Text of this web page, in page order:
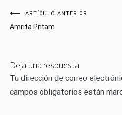
Navegación
de
ARTÍCULO ANTERIOR
Amrita Pritam
Deja una respuesta
Tu dirección de correo
campos obligatorios están